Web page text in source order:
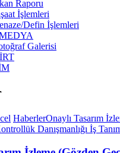
Raporu
İşlemleri
Defin İşlemleri
Galerisi
HaberlerOnaylı Tasarım
Danışmanlığı İş